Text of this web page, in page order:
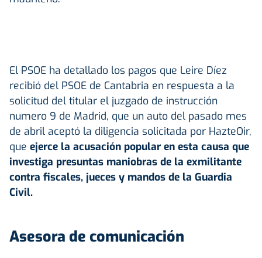
El PSOE ha detallado los pagos que Leire Díez
recibió del PSOE de Cantabria en respuesta a la
solicitud del titular el juzgado de instrucción
numero 9 de Madrid, que un auto del pasado mes
de abril aceptó la diligencia solicitada por HazteOir,
que ejerce la acusación popular en esta causa que
investiga presuntas maniobras de la exmilitante
contra fiscales, jueces y mandos de la Guardia
Civil.
Asesora de comunicación